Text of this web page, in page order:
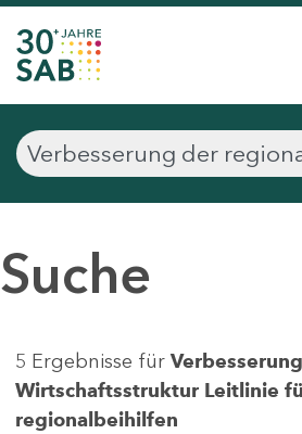
Suche
5 Ergebnisse für
Wirtschaftsstruktur Leitlinie
regionalbeihilfen